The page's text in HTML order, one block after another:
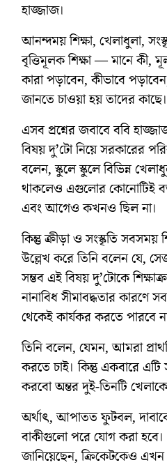
হাজ্জাজ।
আনন্দময় শিক্ষা, খেলাধুলা,
বৃত্তিমূলক শিক্ষা — মানে কী,
কারা পড়াবেন, কীভাবে
জানতে চাওয়া হয় তাদের কাছে।
এসব প্রশ্নের জবাবে ববি
বিষয় দু’টো নিয়ে সরকারের
বলেন, স্কুলে স্কুলে বিভিন্ন
থাকলেও এগুলোর কোনোটিই
এবং আগেও কখনও ছিল না।
কিন্তু ক্রীড়া ও সংস্কৃতি সবসময়
উল্লেখ করে তিনি বলেন যে,
সম্ভব এই বিষয় দু’টোকে
নানাবিধ সীমাবদ্ধতার কারণে
থেকেই কার্যকর করতে পারবে
তিনি বলেন, যেমন, আমরা
করতে চাই। কিন্তু একবারে এটি
করবো অন্তর দুই-তিনটি
অর্থাৎ, আপাতত ফুটবল, দাবাকে
বাকীগুলো পরে যোগ করা
জানিয়েছেন, ক্রিকেটকেও